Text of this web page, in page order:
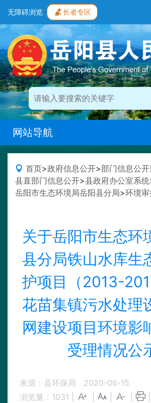
无障碍浏览 长者专区
网站导航
首页>政府信息公开>部门信息公
县直部门信息公开>县政府办公室系统
岳阳市生态环境局岳阳县分局>环境
关于岳阳市生态环
县分局铁山水库生
护项目（2013-
花苗集镇污水处理
网建设项目环境影
受理情况公
来源：县环保局
2020-06-15
浏览量： 1031